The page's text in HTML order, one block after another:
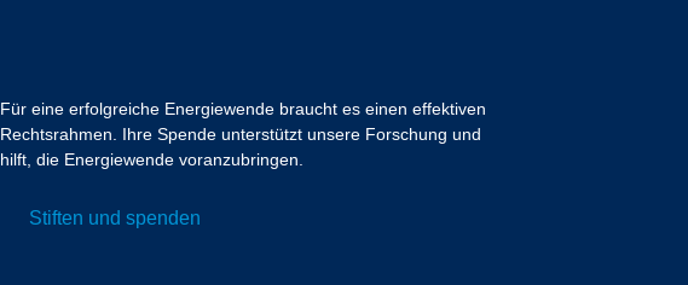
Für eine erfolgreiche Energiewende braucht es einen effektiven
Rechtsrahmen. Ihre Spende unterstützt unsere Forschung und
hilft, die Energiewende voranzubringen.
Stiften und spenden